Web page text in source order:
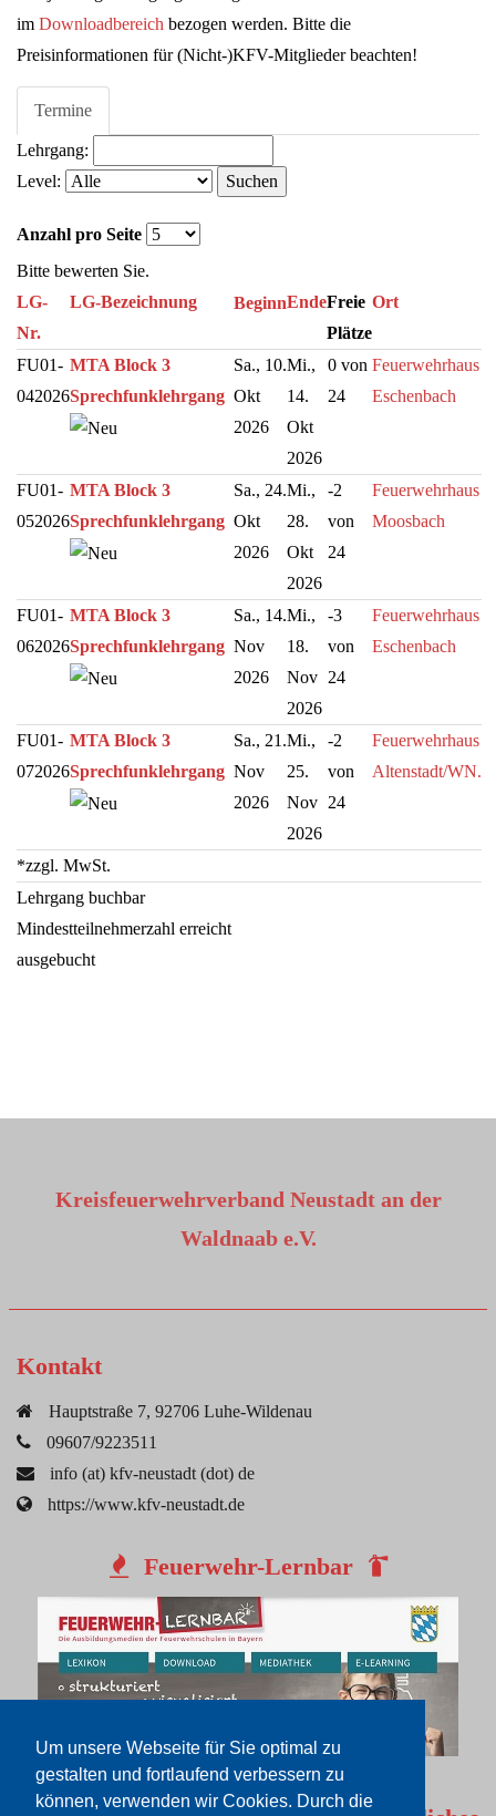
Um unsere Webseite für Sie optimal zu
gestalten und fortlaufend verbessern zu
können, verwenden wir Cookies. Durch die
im Downloadbereich bezogen werden. Bitte die
Preisinformationen für (Nicht-)KFV-Mitglieder beachten!
Termine
Lehrgang:
Level:
Suchen
Anzahl pro Seite
Bitte bewerten Sie.
LG-
Nr.
LG-Bezeichnung BeginnEndeFreie
Plätze
Ort
FU01-
042026
MTA Block 3
Sprechfunklehrgang
Sa., 10.
Okt
2026
Mi.,
14.
Okt
2026
0 von
24
Feuerwehrhaus
Eschenbach
FU01-
052026
MTA Block 3
Sprechfunklehrgang
Sa., 24.
Okt
2026
Mi.,
28.
Okt
2026
-2
von
24
Feuerwehrhaus
Moosbach
FU01-
062026
MTA Block 3
Sprechfunklehrgang
Sa., 14.
Nov
2026
Mi.,
18.
Nov
2026
-3
von
24
Feuerwehrhaus
Eschenbach
FU01-
072026
MTA Block 3
Sprechfunklehrgang
Sa., 21.
Nov
2026
Mi.,
25.
Nov
2026
-2
von
24
Feuerwehrhaus
Altenstadt/WN.
*zzgl. MwSt.
Lehrgang buchbar
Mindestteilnehmerzahl erreicht
ausgebucht
Kreisfeuerwehrverband Neustadt an der
Waldnaab e.V.
Kontakt
Hauptstraße 7, 92706 Luhe-Wildenau
09607/9223511
info (at) kfv-neustadt (dot) de
https://www.kfv-neustadt.de
Feuerwehr-Lernbar